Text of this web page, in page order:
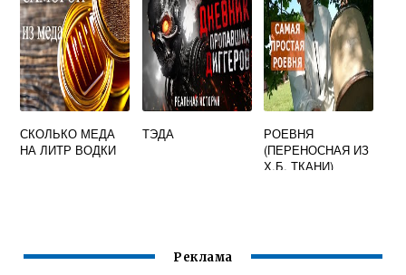
СКОЛЬКО МЕДА
НА ЛИТР ВОДКИ
ТЭДА
РОЕВНЯ
(ПЕРЕНОСНАЯ ИЗ
Х.Б. ТКАНИ)
Реклама